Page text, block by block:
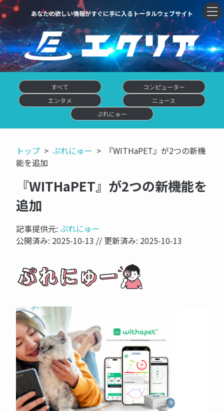
あなたの欲しい情報がすぐに手に入るトータルウェブサイト
すべて
コンピューター
エンタメ
ニュース
ぷれにゅー
トップ ぷれにゅー
『WITHaPET』が2つの新機
能を追加
『WITHaPET』が2つの新機能を
追加
記事提供元: ぷれにゅー
公開済み: 2025-10-13 // 更新済み: 2025-10-13